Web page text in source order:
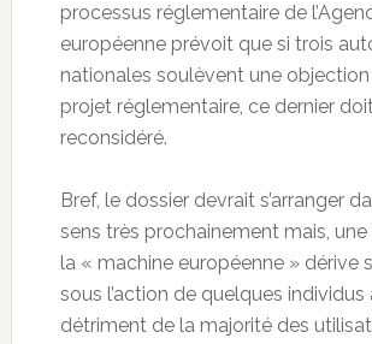
processus réglementaire de
européenne prévoit que si trois
nationales soulèvent une objection
projet réglementaire, ce dernier
reconsidéré.
Bref, le dossier devrait s’arranger
sens très prochainement mais,
la « machine européenne » dérive
sous l’action de quelques individus
détriment de la majorité des